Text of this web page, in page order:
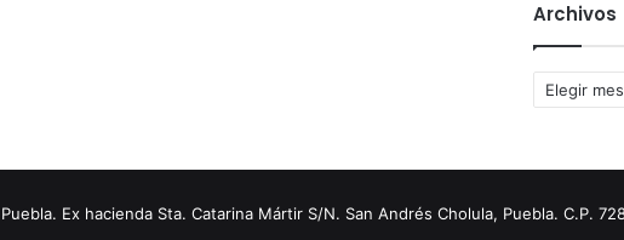
Archivos
Archivos
Ex hacienda Sta. Catarina Mártir S/N. San Andrés Cholula, Puebla. C.P.